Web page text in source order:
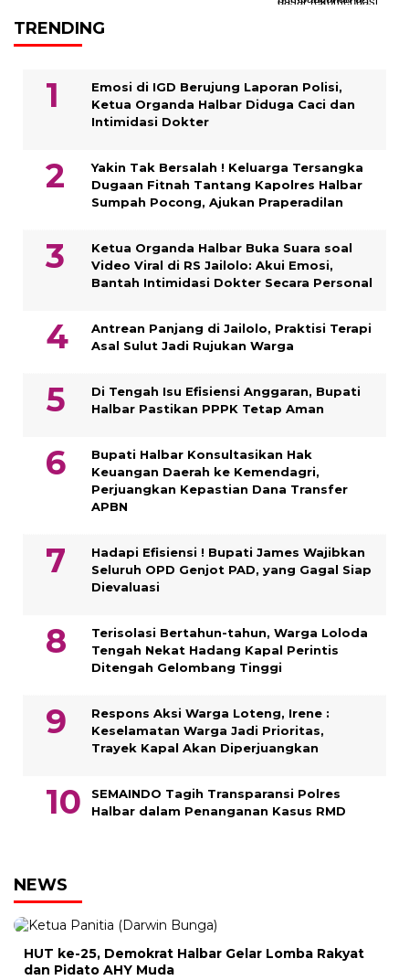
TRENDING
Emosi di IGD Berujung Laporan Polisi,
Ketua Organda Halbar Diduga Caci dan
Intimidasi Dokter
Yakin Tak Bersalah ! Keluarga Tersangka
Dugaan Fitnah Tantang Kapolres Halbar
Sumpah Pocong, Ajukan Praperadilan
Ketua Organda Halbar Buka Suara soal
Video Viral di RS Jailolo: Akui Emosi,
Bantah Intimidasi Dokter Secara Personal
Antrean Panjang di Jailolo, Praktisi Terapi
Asal Sulut Jadi Rujukan Warga
Di Tengah Isu Efisiensi Anggaran, Bupati
Halbar Pastikan PPPK Tetap Aman
Bupati Halbar Konsultasikan Hak
Keuangan Daerah ke Kemendagri,
Perjuangkan Kepastian Dana Transfer
APBN
Hadapi Efisiensi ! Bupati James Wajibkan
Seluruh OPD Genjot PAD, yang Gagal Siap
Dievaluasi
Terisolasi Bertahun-tahun, Warga Loloda
Tengah Nekat Hadang Kapal Perintis
Ditengah Gelombang Tinggi
Respons Aksi Warga Loteng, Irene :
Keselamatan Warga Jadi Prioritas,
Trayek Kapal Akan Diperjuangkan
SEMAINDO Tagih Transparansi Polres
Halbar dalam Penanganan Kasus RMD
NEWS
HUT ke-25, Demokrat Halbar Gelar Lomba Rakyat
dan Pidato AHY Muda